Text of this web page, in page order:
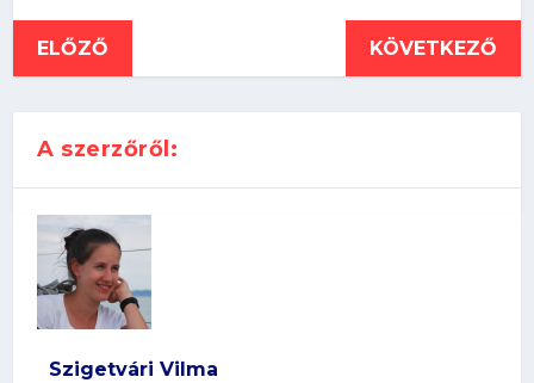
ELŐZŐ KÖVETKEZŐ
A szerzőről:
Szigetvári Vilma